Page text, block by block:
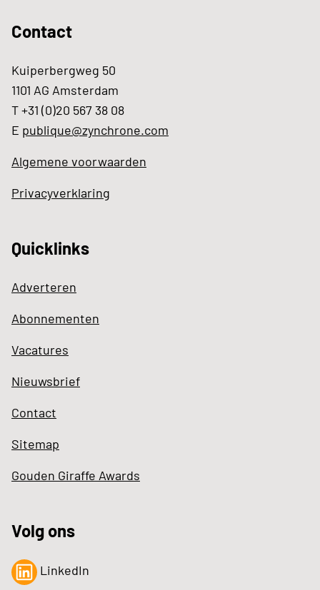
Contact
Kuiperbergweg 50
1101 AG Amsterdam
T +31 (0)20 567 38 08
E publique@zynchrone.com
Algemene voorwaarden
Privacyverklaring
Quicklinks
Adverteren
Abonnementen
Vacatures
Nieuwsbrief
Contact
Sitemap
Gouden Giraffe Awards
Volg ons
LinkedIn